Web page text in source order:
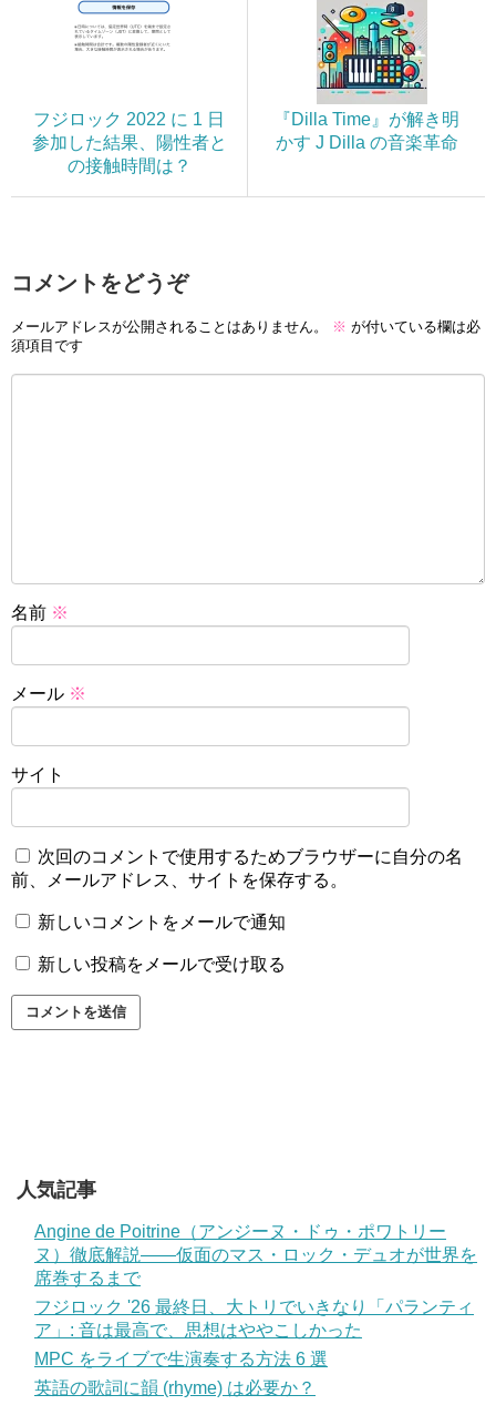
フジロック 2022 に 1 日
参加した結果、陽性者と
の接触時間は？
『Dilla Time』が解き明
かす J Dilla の音楽革命
コメントをどうぞ
メールアドレスが公開されることはありません。 ※ が付いている欄は必
須項目です
名前 ※
メール ※
サイト
次回のコメントで使用するためブラウザーに自分の名
前、メールアドレス、サイトを保存する。
新しいコメントをメールで通知
新しい投稿をメールで受け取る
人気記事
Angine de Poitrine（アンジーヌ・ドゥ・ポワトリー
ヌ）徹底解説——仮面のマス・ロック・デュオが世界を
席巻するまで
フジロック '26 最終日、大トリでいきなり「パランティ
ア」: 音は最高で、思想はややこしかった
MPC をライブで生演奏する方法 6 選
英語の歌詞に韻 (rhyme) は必要か？